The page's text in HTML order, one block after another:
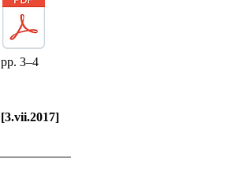
pp. 3–4
[3.vii.2017]